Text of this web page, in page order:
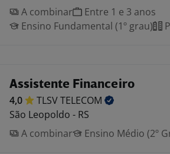
A combinar
Entre 1 e 3 anos
Ensino Fundamental (1º grau)
Assistente Financeiro
4,0 TLSVTELECOM
São Leopoldo - RS
A combinar
Ensino Médio (2º